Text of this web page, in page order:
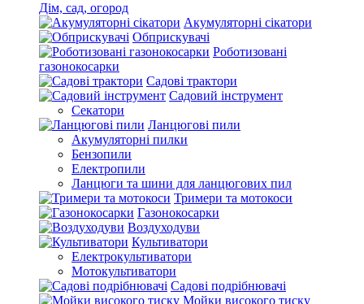
Дім, сад, огород
Акумуляторні сікатори
Обприскувачі
Роботизовані
газонокосарки
Садові трактори
Садовий інструмент
Секатори
Ланцюгові пили
Акумуляторні пилки
Бензопили
Електропили
Ланцюги та шини для ланцюгових пил
Тримери та мотокоси
Газонокосарки
Воздуходуви
Культиватори
Електрокультиватори
Мотокультиватори
Садові подрібнювачі
Мойки високого тиску